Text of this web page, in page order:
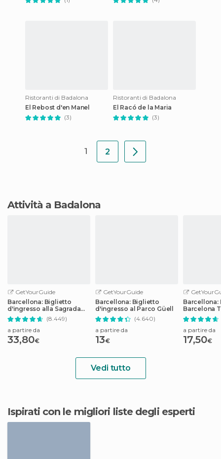
Ristoranti di Badalona
El Rebost d'en Manel
(3)
Ristoranti di Badalona
El Racó de la Maria
(3)
1 2
Attività a Badalona
GetYourGuide
Barcellona: Biglietto
d'ingresso alla Sagrada
Familia con audioguida
(8.449)
a partire da
33,80€
GetYourGuide
Barcellona: Biglietto
d'ingresso al Parco Güell
(4.640)
a partire da
13€
Barcellona:
Barcelona
i mezzi
a partire da
17,50€
Vedi tutto
Ispirati con le migliori liste degli esperti